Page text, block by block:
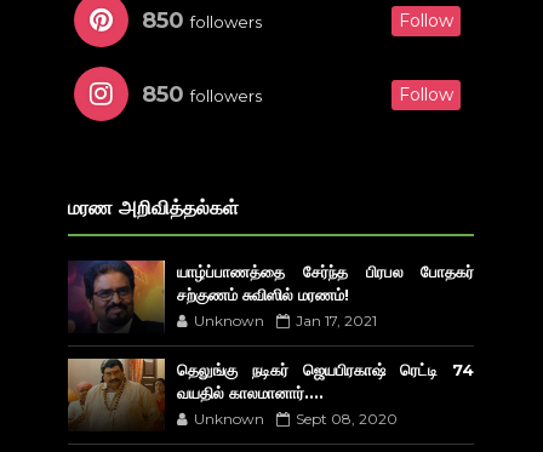
850 followers Follow
850 followers Follow
மரண அறிவித்தல்கள்
யாழ்ப்பாணத்தை சேர்ந்த பிரபல போதகர்
சற்குணம் சுவிஸில் மரணம்!
Unknown Jan 17, 2021
தெலுங்கு நடிகர் ஜெயபிரகாஷ் ரெட்டி 74
வயதில் காலமானார்....
Unknown Sept 08, 2020